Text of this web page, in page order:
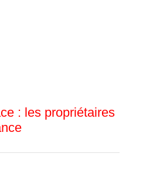
: les propriétaires